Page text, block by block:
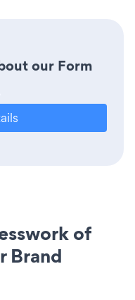
our Form
of
Brand